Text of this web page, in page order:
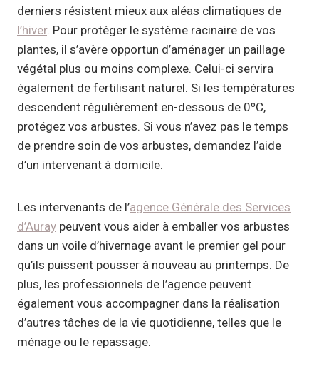
derniers résistent mieux aux aléas climatiques de
l’hiver. Pour protéger le système racinaire de vos
plantes, il s’avère opportun d’aménager un paillage
végétal plus ou moins complexe. Celui-ci servira
également de fertilisant naturel. Si les températures
descendent régulièrement en-dessous de 0ºC,
protégez vos arbustes. Si vous n’avez pas le temps
de prendre soin de vos arbustes, demandez l’aide
d’un intervenant à domicile.
Les intervenants de l’agence Générale des Services
d’Auray peuvent vous aider à emballer vos arbustes
dans un voile d’hivernage avant le premier gel pour
qu’ils puissent pousser à nouveau au printemps. De
plus, les professionnels de l’agence peuvent
également vous accompagner dans la réalisation
d’autres tâches de la vie quotidienne, telles que le
ménage ou le repassage.